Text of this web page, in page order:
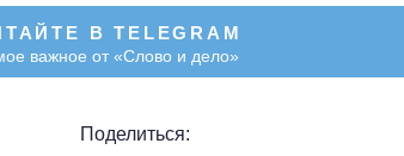
В TELEGRAM
важное от «Слово и дело»
Поделиться: